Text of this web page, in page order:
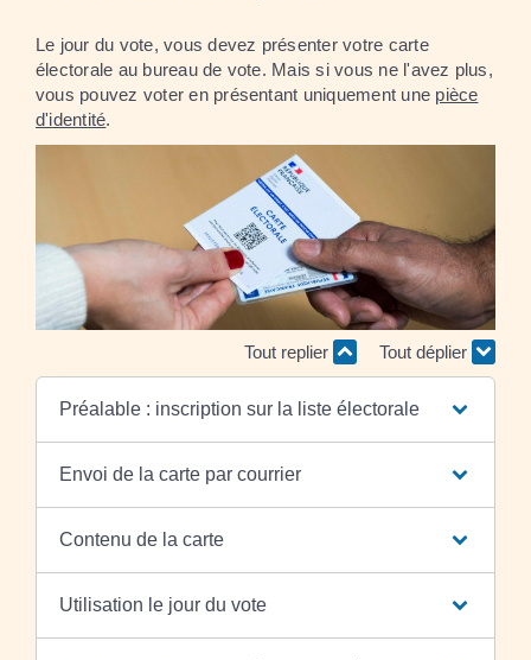
Le jour du vote, vous devez présenter votre carte
électorale au bureau de vote. Mais si vous ne l'avez plus,
vous pouvez voter en présentant uniquement une pièce
d'identité.
Tout replier Tout déplier
Préalable : inscription sur la liste électorale
Envoi de la carte par courrier
Contenu de la carte
Utilisation le jour du vote